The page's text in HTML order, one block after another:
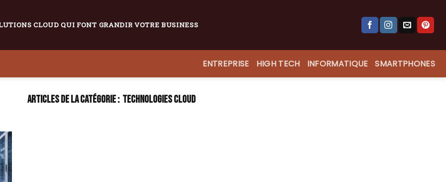
CLOUD QUI FONT GRANDIR VOTRE BUSINESS
ENTREPRISE HIGH TECH INFORMATIQUE SMARTPHONES
TECHNOLOGIES CLOUD